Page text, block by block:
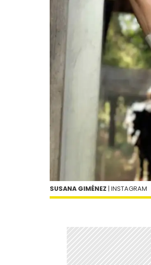
SUSANA GIMÉNEZ | INSTAGRAM